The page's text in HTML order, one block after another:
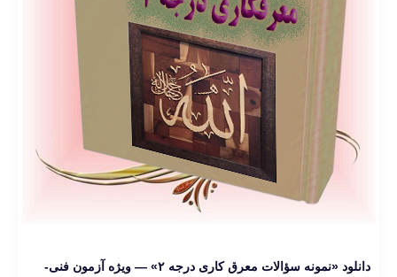
دانلود «نمونه سؤالات معرق کاری درجه ۲» — ویژه آزمون فنی‌-